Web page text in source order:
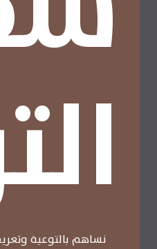
نساهم بالتوعية